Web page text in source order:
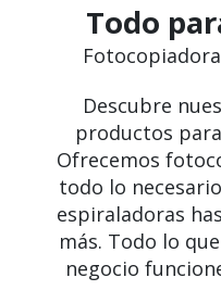
Todo
Descubre
productos
Ofrecemos
todo lo
espiraladoras
más. Todo lo
negocio